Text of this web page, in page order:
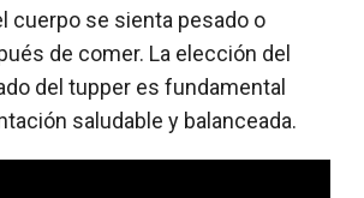
cuerpo se sienta pesado o
de comer. La elección del
del tupper es fundamental
saludable y balanceada.